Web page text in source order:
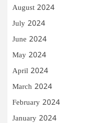
August 2024
July 2024
June 2024
May 2024
April 2024
March 2024
February 2024
January 2024